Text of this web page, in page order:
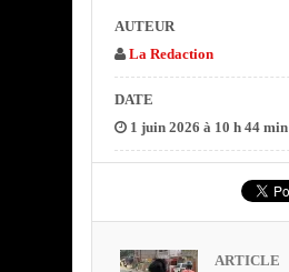
AUTEUR
La Redaction
DATE
1 juin 2026 à 10 h 44 min
ARTICLE